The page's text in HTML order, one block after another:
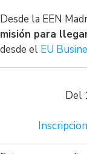
Desde la EEN
misión para
desde el EU
Del